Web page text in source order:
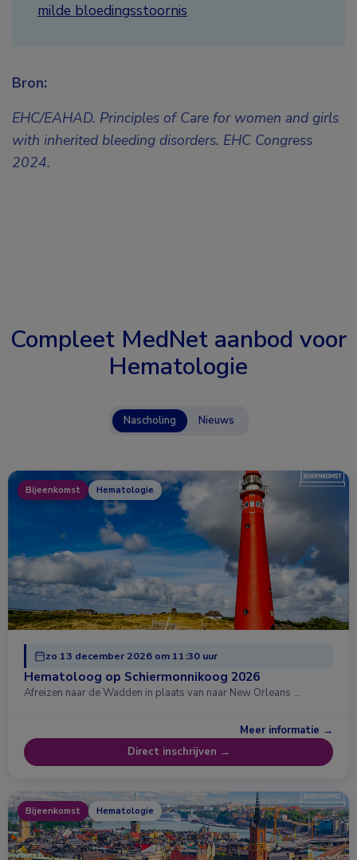
milde bloedingsstoornis
Bron:
EHC/EAHAD. Principles of Care for women and girls
with inherited bleeding disorders. EHC Congress
2024.
Compleet MedNet aanbod voor
Hematologie
Nascholing Nieuws
Bijeenkomst Hematologie
zo 13 december 2026 om 11:30 uur
Hematoloog op Schiermonnikoog 2026
Afreizen naar de Wadden in plaats van naar New Orleans …
Meer informatie →
Direct inschrijven →
Bijeenkomst Hematologie